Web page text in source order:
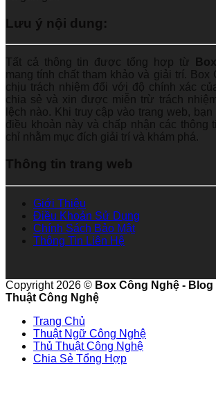
Lưu ý nội dung:
Tất cả thông tin được tổng hợp từ
mang tính chất tham khảo và giải trí. Box
chịu trách nhiệm đối với độ chính xác
chia sẻ và xin được miễn trừ trách
lệch nào. Khi truy cập vào trang web,
điều khoản này và chấp nhận các thông
chỉ nhằm mục đích giải trí và khám phá.
Thông tin trang web
Giới Thiệu
Điều Khoản Sử Dụng
Chính Sách Bảo Mật
Thông Tin Liên Hệ
Copyright 2026 © Box Công Nghệ - Blog
Thuật Công Nghệ
Trang Chủ
Thuật Ngữ Công Nghệ
Thủ Thuật Công Nghệ
Chia Sẻ Tổng Hợp